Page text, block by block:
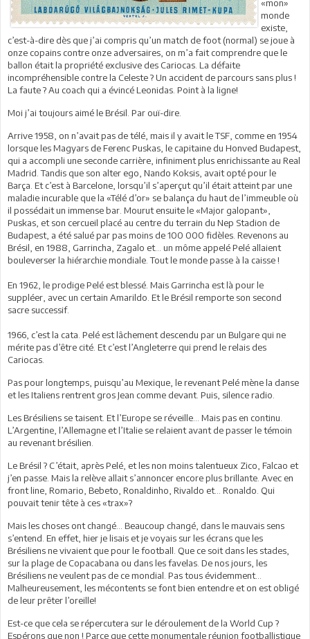
«mon»
monde
existe,
c’est-à-dire dès que j’ai compris qu’un match de foot (normal) se joue à
onze copains contre onze adversaires, on m’a fait comprendre que le
ballon était la propriété exclusive des Cariocas. La défaite
incompréhensible contre la Celeste ? Un accident de parcours sans plus !
La faute ? Au coach qui a évincé Leonidas. Point à la ligne!
Moi j’ai toujours aimé le Brésil. Par ouï-dire.
Arrive 1958, on n’avait pas de télé, mais il y avait le TSF, comme en 1954
lorsque les Magyars de Ferenc Puskas, le capitaine du Honved Budapest,
qui a accompli une seconde carrière, infiniment plus enrichissante au Real
Madrid. Tandis que son alter ego, Nando Koksis, avait opté pour le
Barça. Et c’est à Barcelone, lorsqu’il s’aperçut qu’il était atteint par une
maladie incurable que la «Télé d’or» se balança du haut de l’immeuble où
il possédait un immense bar. Mourut ensuite le «Major galopant»,
Puskas, et son cercueil placé au centre du terrain du Nep Stadion de
Budapest, a été salué par pas moins de 100 000 fidèles. Revenons au
Brésil, en 1988, Garrincha, Zagalo et… un môme appelé Pelé allaient
bouleverser la hiérarchie mondiale. Tout le monde passe à la caisse !
En 1962, le prodige Pelé est blessé. Mais Garrincha est là pour le
suppléer, avec un certain Amarildo. Et le Brésil remporte son second
sacre successif.
1966, c’est la cata. Pelé est lâchement descendu par un Bulgare qui ne
mérite pas d’être cité. Et c’est l’Angleterre qui prend le relais des
Cariocas.
Pas pour longtemps, puisqu’au Mexique, le revenant Pelé mène la danse
et les Italiens rentrent gros Jean comme devant. Puis, silence radio.
Les Brésiliens se taisent. Et l’Europe se réveille… Mais pas en continu.
L’Argentine, l’Allemagne et l’Italie se relaient avant de passer le témoin
au revenant brésilien.
Le Brésil ? C’était, après Pelé, et les non moins talentueux Zico, Falcao et
j’en passe. Mais la relève allait s’annoncer encore plus brillante. Avec en
front line, Romario, Bebeto, Ronaldinho, Rivaldo et… Ronaldo. Qui
pouvait tenir tête à ces «trax»?
Mais les choses ont changé… Beaucoup changé, dans le mauvais sens
s’entend. En effet, hier je lisais et je voyais sur les écrans que les
Brésiliens ne vivaient que pour le football. Que ce soit dans les stades,
sur la plage de Copacabana ou dans les favelas. De nos jours, les
Brésiliens ne veulent pas de ce mondial. Pas tous évidemment…
Malheureusement, les mécontents se font bien entendre et on est obligé
de leur prêter l’oreille!
Est-ce que cela se répercutera sur le déroulement de la World Cup ?
Espérons que non ! Parce que cette monumentale réunion footballistique